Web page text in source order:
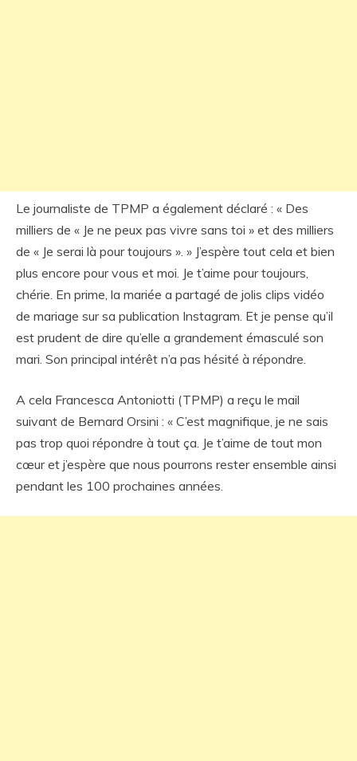
Le journaliste de TPMP a également déclaré : « Des
milliers de « Je ne peux pas vivre sans toi » et des milliers
de « Je serai là pour toujours ». » J’espère tout cela et bien
plus encore pour vous et moi. Je t’aime pour toujours,
chérie. En prime, la mariée a partagé de jolis clips vidéo
de mariage sur sa publication Instagram. Et je pense qu’il
est prudent de dire qu’elle a grandement émasculé son
mari. Son principal intérêt n’a pas hésité à répondre.
A cela Francesca Antoniotti (TPMP) a reçu le mail
suivant de Bernard Orsini : « C’est magnifique, je ne sais
pas trop quoi répondre à tout ça. Je t’aime de tout mon
cœur et j’espère que nous pourrons rester ensemble ainsi
pendant les 100 prochaines années.